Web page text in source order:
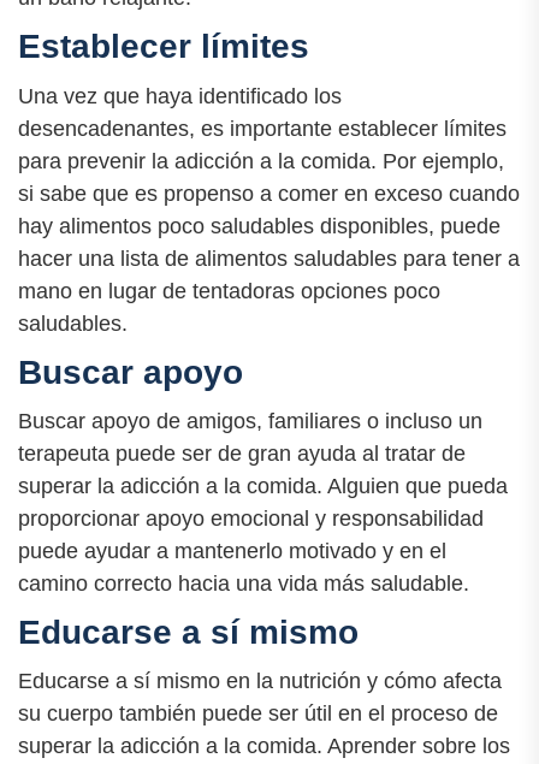
Establecer límites
Una vez que haya identificado los
desencadenantes, es importante establecer límites
para prevenir la adicción a la comida. Por ejemplo,
si sabe que es propenso a comer en exceso cuando
hay alimentos poco saludables disponibles, puede
hacer una lista de alimentos saludables para tener a
mano en lugar de tentadoras opciones poco
saludables.
Buscar apoyo
Buscar apoyo de amigos, familiares o incluso un
terapeuta puede ser de gran ayuda al tratar de
superar la adicción a la comida. Alguien que pueda
proporcionar apoyo emocional y responsabilidad
puede ayudar a mantenerlo motivado y en el
camino correcto hacia una vida más saludable.
Educarse a sí mismo
Educarse a sí mismo en la nutrición y cómo afecta
su cuerpo también puede ser útil en el proceso de
superar la adicción a la comida. Aprender sobre los